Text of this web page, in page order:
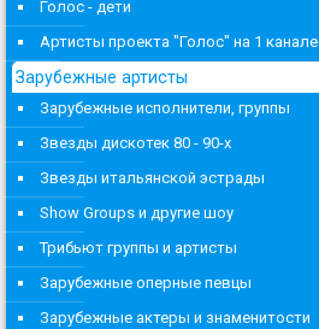
Голос - дети
Артисты проекта "Голос" на 1 канале
Зарубежные артисты
Зарубежные исполнители, группы
Звезды дискотек 80 - 90-х
Звезды итальянской эстрады
Show Groups и другие шоу
Трибьют группы и артисты
Зарубежные оперные певцы
Зарубежные актеры и знаменитости